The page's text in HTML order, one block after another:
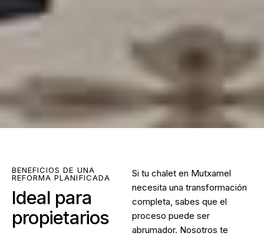
BENEFICIOS DE UNA
REFORMA PLANIFICADA
Ideal para
propietarios
Si tu chalet en Mutxamel
necesita una transformación
completa, sabes que el
proceso puede ser
abrumador. Nosotros te